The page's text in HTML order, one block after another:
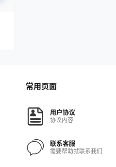
常用页面
用户协议
协议内容
联系客服
需要帮助就联系我们